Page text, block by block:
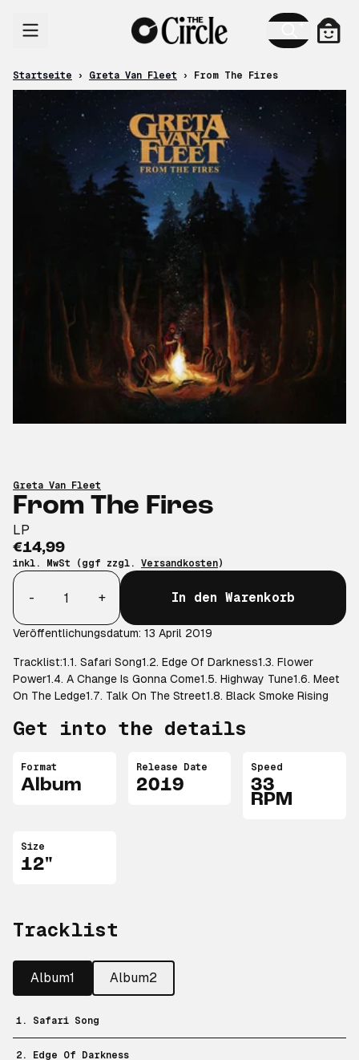
Startseite › Greta Van Fleet › From The Fires
Greta Van Fleet
From The Fires
LP
€14,99
inkl. MwSt (ggf zzgl. Versandkosten)
Anzahl
-
+ In den Warenkorb
Veröffentlichungsdatum: 13 April 2019
Tracklist:1.1. Safari Song1.2. Edge Of Darkness1.3. Flower
Power1.4. A Change Is Gonna Come1.5. Highway Tune1.6. Meet
On The Ledge1.7. Talk On The Street1.8. Black Smoke Rising
Get into the details
Format
Album
Release Date
2019
Speed
33
RPM
Size
12"
Tracklist
Album1 Album2
1. Safari Song
2. Edge Of Darkness